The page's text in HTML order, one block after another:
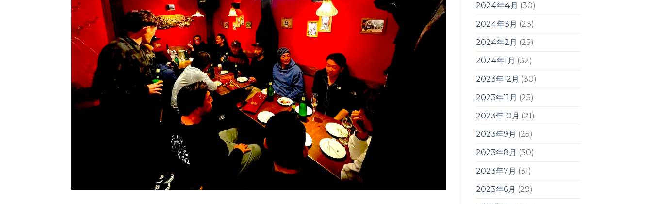
2024年4月 (30)
2024年3月 (23)
2024年2月 (25)
2024年1月 (32)
2023年12月 (30)
2023年11月 (25)
2023年10月 (21)
2023年9月 (25)
2023年8月 (30)
2023年7月 (31)
2023年6月 (29)